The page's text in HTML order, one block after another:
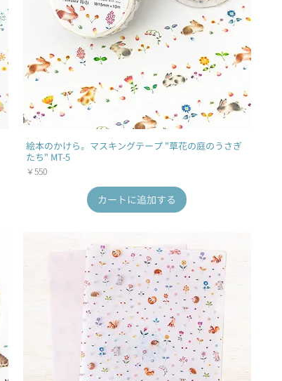
絵本のかけら。マスキングテープ "草花の庭のうさぎ
たち" MT-5
価格
￥550
カートに追加する